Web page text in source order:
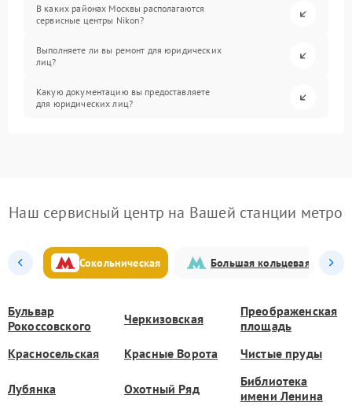
В каких районах Москвы располагаются
сервисные центры Nikon?
Выполняете ли вы ремонт для юридических
лиц?
Какую документацию вы предоставляете
для юридических лиц?
Наш сервисный центр на Вашей станции метро
Сокольническая Большая кольцевая
Бульвар
Рокоссовского
Черкизовская
Преображенская
площадь
Красносельская
Красные Ворота Чистые пруды
Лубянка Охотный Ряд
Библиотека
имени Ленина